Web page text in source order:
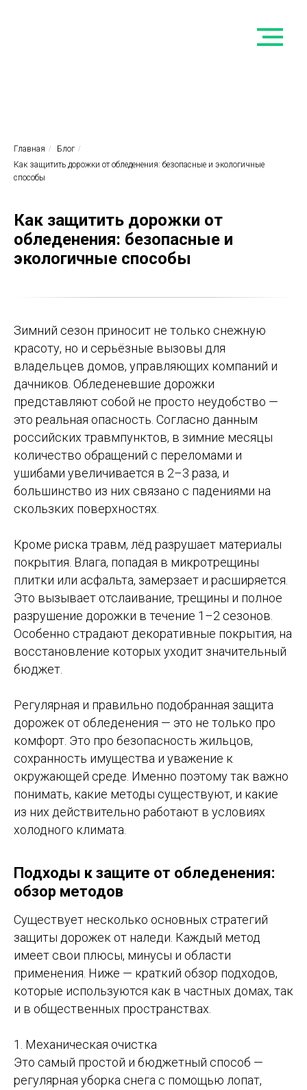
Главная / Блог /
Как защитить дорожки от обледенения: безопасные и экологичные
способы
Как защитить дорожки от
обледенения: безопасные и
экологичные способы
Зимний сезон приносит не только снежную
красоту, но и серьёзные вызовы для
владельцев домов, управляющих компаний и
дачников. Обледеневшие дорожки
представляют собой не просто неудобство —
это реальная опасность. Согласно данным
российских травмпунктов, в зимние месяцы
количество обращений с переломами и
ушибами увеличивается в 2–3 раза, и
большинство из них связано с падениями на
скользких поверхностях.
Кроме риска травм, лёд разрушает материалы
покрытия. Влага, попадая в микротрещины
плитки или асфальта, замерзает и расширяется.
Это вызывает отслаивание, трещины и полное
разрушение дорожки в течение 1–2 сезонов.
Особенно страдают декоративные покрытия, на
восстановление которых уходит значительный
бюджет.
Регулярная и правильно подобранная защита
дорожек от обледенения — это не только про
комфорт. Это про безопасность жильцов,
сохранность имущества и уважение к
окружающей среде. Именно поэтому так важно
понимать, какие методы существуют, и какие
из них действительно работают в условиях
холодного климата.
Подходы к защите от обледенения:
обзор методов
Существует несколько основных стратегий
защиты дорожек от наледи. Каждый метод
имеет свои плюсы, минусы и области
применения. Ниже — краткий обзор подходов,
которые используются как в частных домах, так
и в общественных пространствах.
1. Механическая очистка
Это самый простой и бюджетный способ —
регулярная уборка снега с помощью лопат,